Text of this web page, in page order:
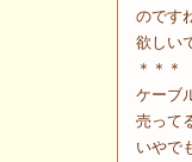
のです
欲しい
＊＊
ケーブ
売って
いやで